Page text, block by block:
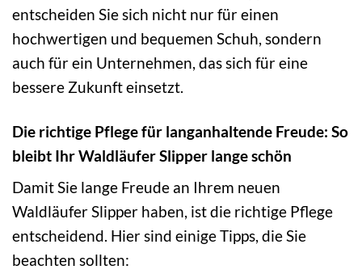
entscheiden Sie sich nicht nur für einen
hochwertigen und bequemen Schuh, sondern
auch für ein Unternehmen, das sich für eine
bessere Zukunft einsetzt.
Die richtige Pflege für langanhaltende Freude: So
bleibt Ihr Waldläufer Slipper lange schön
Damit Sie lange Freude an Ihrem neuen
Waldläufer Slipper haben, ist die richtige Pflege
entscheidend. Hier sind einige Tipps, die Sie
beachten sollten: